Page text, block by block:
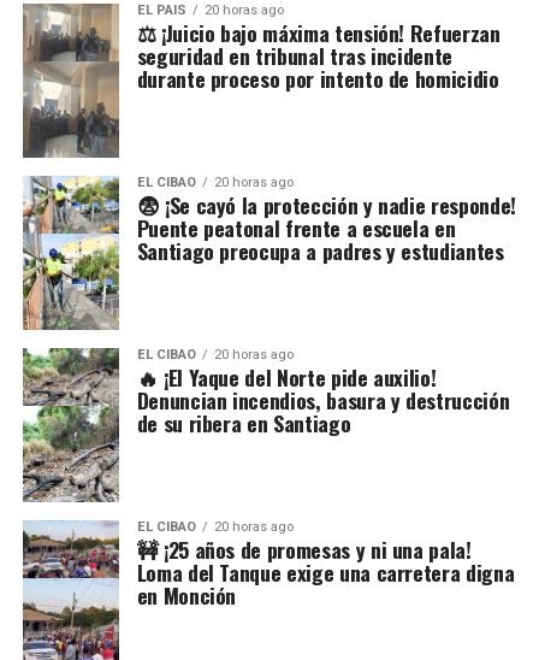
EL PAIS 20 horas ago
⚖️ ¡Juicio bajo máxima tensión! Refuerzan
seguridad en tribunal tras incidente
durante proceso por intento de homicidio
EL CIBAO 20 horas ago
😨 ¡Se cayó la protección y nadie responde!
Puente peatonal frente a escuela en
Santiago preocupa a padres y estudiantes
EL CIBAO 20 horas ago
🔥 ¡El Yaque del Norte pide auxilio!
Denuncian incendios, basura y destrucción
de su ribera en Santiago
EL CIBAO 20 horas ago
🚧 ¡25 años de promesas y ni una pala!
Loma del Tanque exige una carretera digna
en Monción